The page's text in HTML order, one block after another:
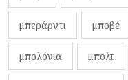
μπεράρντι μποβέ
μπολόνια μπολτ